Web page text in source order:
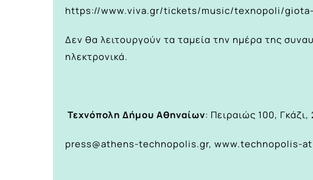
https://www.viva.gr/tickets/music/texnopoli/
Δεν θα λειτουργούν τα ταμεία την ημέρα της
ηλεκτρονικά.
Τεχνόπολη Δήμου Αθηναίων: Πειραιώς 100,
press@athens-technopolis.gr, www.technopolis-